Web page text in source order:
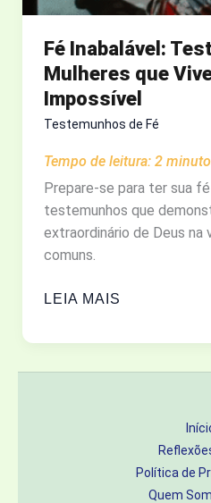
COM
JESUS
Fé Inabalável:
Mulheres que
Impossível
Testemunhos de Fé
Tempo de leitura: 2
Prepare-se para ter sua
testemunhos que
extraordinário de Deus na
comuns.
FÉ
TESTEMUNHOS
IMPOSSÍVEL
LEIA MAIS
Política de
Quem